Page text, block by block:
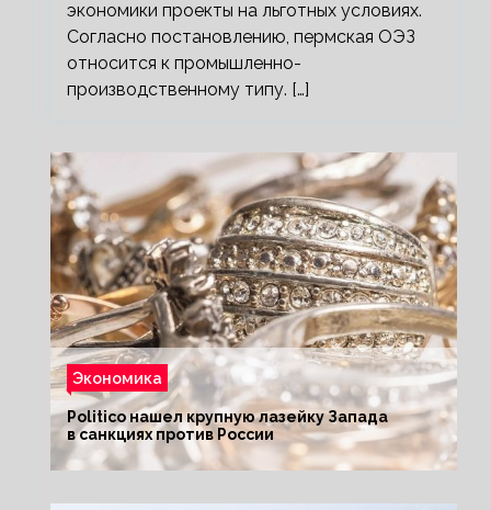
экономики проекты на льготных условиях.
Согласно постановлению, пермская ОЭЗ
относится к промышленно-
производственному типу. […]
Экономика
Politico нашел крупную лазейку Запада
в санкциях против России